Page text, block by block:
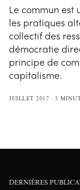
Le commun est
les pratiques
collectif des
démocratie
principe de
capitalisme.
JUILLET 2017 5
DERNIÈRES